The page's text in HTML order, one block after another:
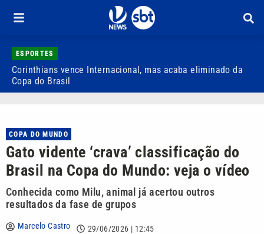
ESPORTES
Corinthians vence Internacional, mas acaba eliminado da
Copa do Brasil
COPA DO MUNDO
Gato vidente ‘crava’ classificação do
Brasil na Copa do Mundo: veja o vídeo
Conhecida como Milu, animal já acertou outros
resultados da fase de grupos
Marcelo Castro 29/06/2026 | 12:45